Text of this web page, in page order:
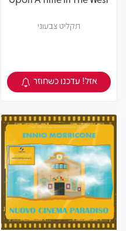
תקליט צבעוני
צפיה במוצר
אזל! עדכנו כשחוזר